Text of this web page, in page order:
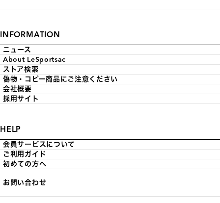
INFORMATION
ニュース
About LeSportsac
ストア検索
偽物・コピー商品にご注意ください
会社概要
採用サイト
HELP
会員サービスについて
ご利用ガイド
初めての方へ
お問い合わせ